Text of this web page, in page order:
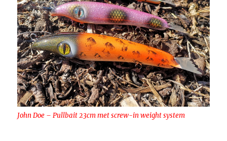
John Doe – Pullbait 23cm met screw-in weight system